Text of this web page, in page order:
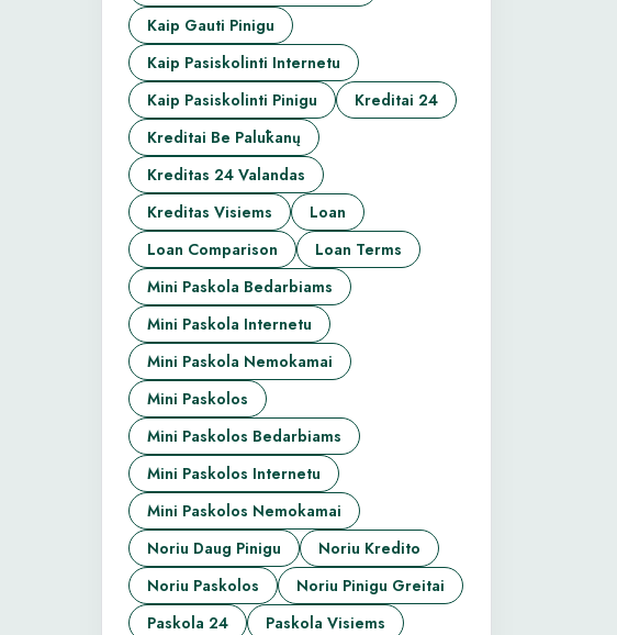
Kaip Gauti Pinigu
Kaip Pasiskolinti Internetu
Kaip Pasiskolinti Pinigu
Kreditai 24
Kreditai Be Palūkanų
Kreditas 24 Valandas
Kreditas Visiems
Loan
Loan Comparison
Loan Terms
Mini Paskola Bedarbiams
Mini Paskola Internetu
Mini Paskola Nemokamai
Mini Paskolos
Mini Paskolos Bedarbiams
Mini Paskolos Internetu
Mini Paskolos Nemokamai
Noriu Daug Pinigu
Noriu Kredito
Noriu Paskolos
Noriu Pinigu Greitai
Paskola 24
Paskola Visiems